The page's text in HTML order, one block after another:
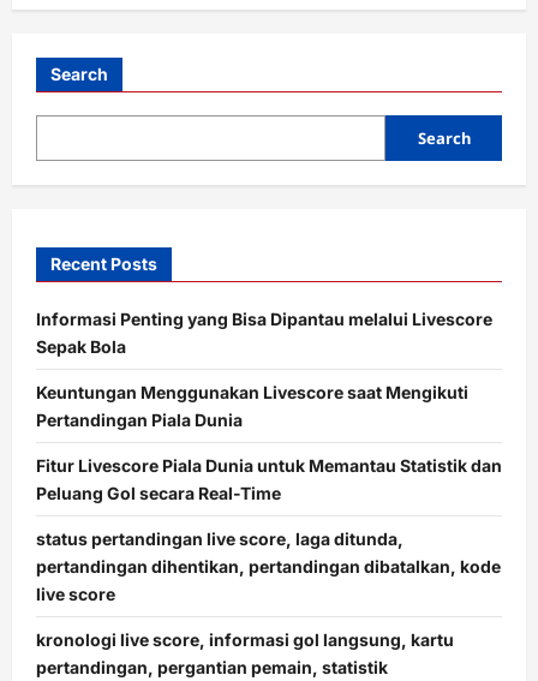
g
a
t
o
Search
Search
Recent Posts
Informasi Penting yang Bisa Dipantau melalui Livescore
Sepak Bola
Keuntungan Menggunakan Livescore saat Mengikuti
Pertandingan Piala Dunia
Fitur Livescore Piala Dunia untuk Memantau Statistik dan
Peluang Gol secara Real-Time
status pertandingan live score, laga ditunda,
pertandingan dihentikan, pertandingan dibatalkan, kode
live score
kronologi live score, informasi gol langsung, kartu
pertandingan, pergantian pemain, statistik